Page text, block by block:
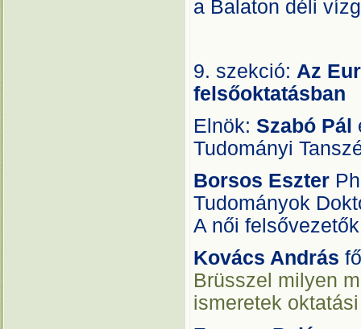
a Balaton déli
9. szekció: Az
felsőoktatásban
Elnök: Szabó Pál
Tudományi
Borsos Eszter
Tudományok
A női
Kovács András
Brüsszel milyen
ismeretek